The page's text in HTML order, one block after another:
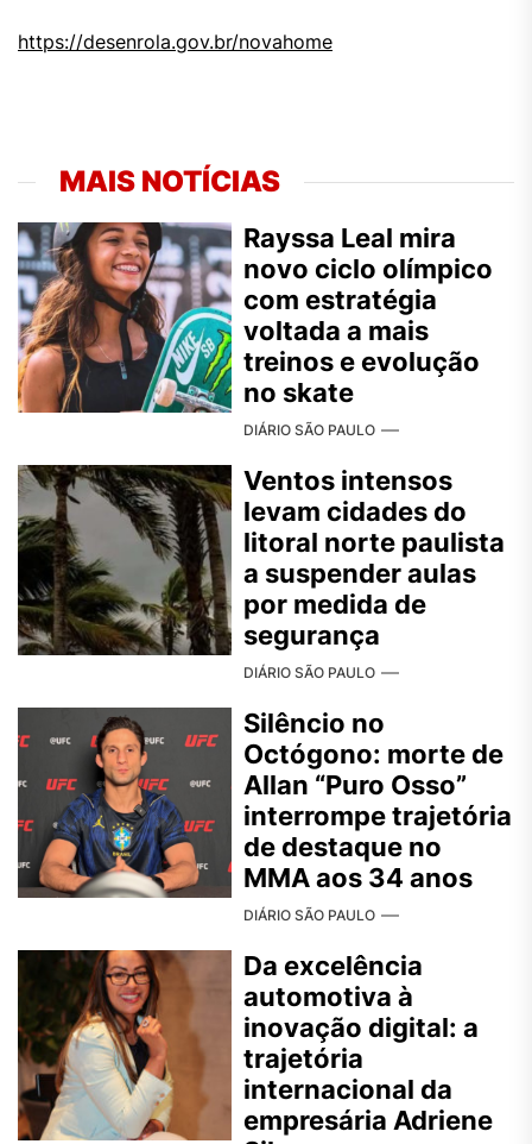
https://desenrola.gov.br/novahome
MAIS NOTÍCIAS
Rayssa Leal mira
novo ciclo olímpico
com estratégia
voltada a mais
treinos e evolução
no skate
DIÁRIO SÃO PAULO
Ventos intensos
levam cidades do
litoral norte paulista
a suspender aulas
por medida de
segurança
DIÁRIO SÃO PAULO
Silêncio no
Octógono: morte de
Allan “Puro Osso”
interrompe trajetória
de destaque no
MMA aos 34 anos
DIÁRIO SÃO PAULO
Da excelência
automotiva à
inovação digital: a
trajetória
internacional da
empresária Adriene